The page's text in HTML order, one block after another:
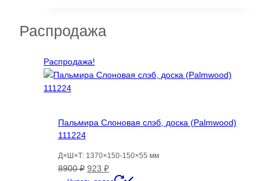
Распродажа
Распродажа!
Пальмира Слоновая слэб, доска (Palmwood)
111224
Д×Ш×Т: 1370×150-150×55 мм
8900₽ Первоначальная
923 ₽Текущая